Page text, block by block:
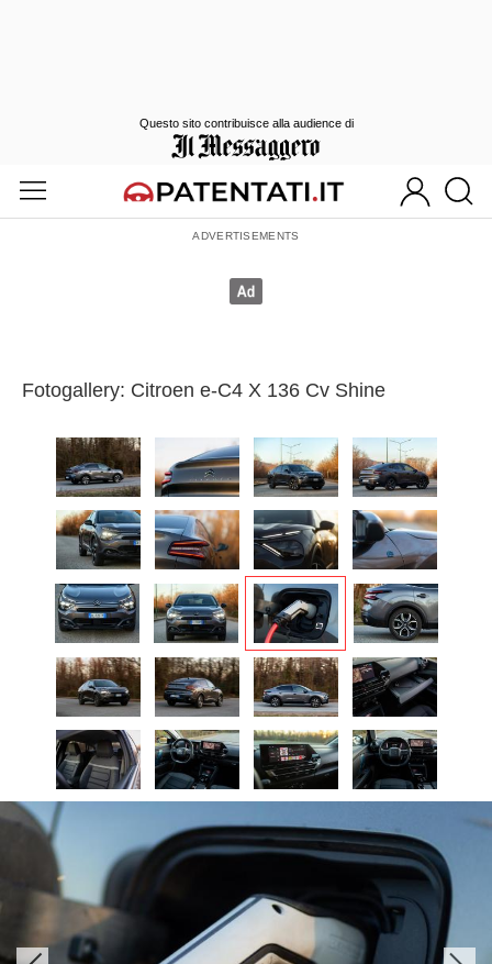
Fotogallery: Citroen e-C4 X 136 Cv Shine
Questo sito contribuisce alla audience di